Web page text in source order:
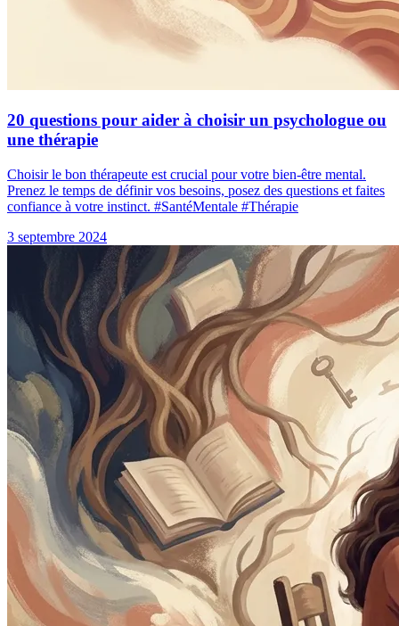
20 questions pour aider à choisir un psychologue ou
une thérapie
Choisir le bon thérapeute est crucial pour votre bien-être mental.
Prenez le temps de définir vos besoins, posez des questions et faites
confiance à votre instinct. #SantéMentale #Thérapie
3 septembre 2024